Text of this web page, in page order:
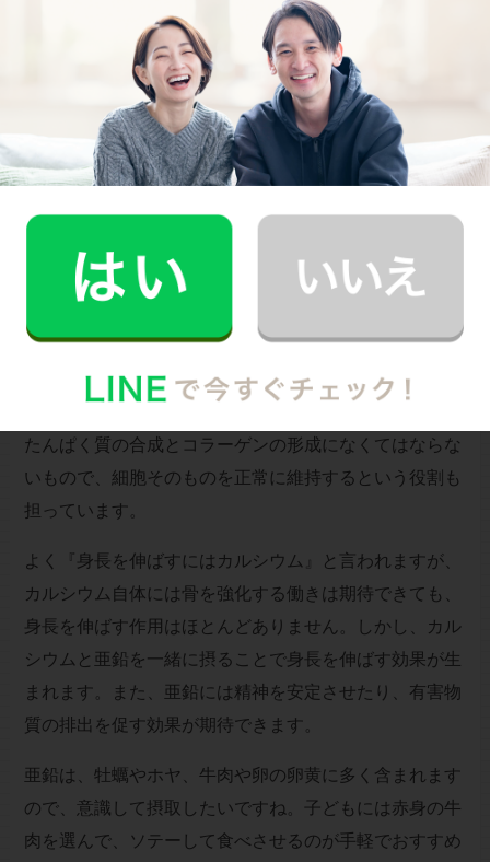
最後にピックアップするのは『亜鉛』。亜鉛は、体の成
たんぱく質の合成とコラーゲンの形成になくてはならな
いもので、細胞そのものを正常に維持するという役割も
担っています。
よく『身長を伸ばすにはカルシウム』と言われますが、
カルシウム自体には骨を強化する働きは期待できても、
身長を伸ばす作用はほとんどありません。しかし、カル
シウムと亜鉛を一緒に摂ることで身長を伸ばす効果が生
まれます。また、亜鉛には精神を安定させたり、有害物
質の排出を促す効果が期待できます。
亜鉛は、牡蠣やホヤ、牛肉や卵の卵黄に多く含まれます
ので、意識して摂取したいですね。子どもには赤身の牛
肉を選んで、ソテーして食べさせるのが手軽でおすすめ